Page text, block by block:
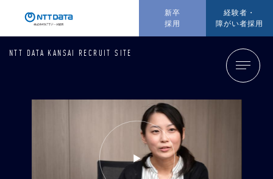
新卒
採用
経験者・
障がい者採用
NTT DATA KANSAI RECRUIT SITE